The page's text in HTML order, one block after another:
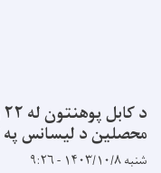
محصلین د لیسانس په
شنبه ۱۴۰۳/۱۰/۸ - ۹:۲۶